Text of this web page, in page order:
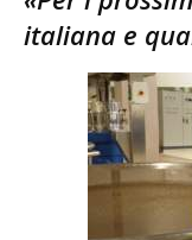
italiana e